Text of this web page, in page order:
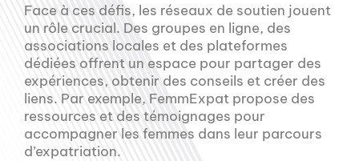
Face à ces défis, les réseaux de soutien jouent
un rôle crucial. Des groupes en ligne, des
associations locales et des plateformes
dédiées offrent un espace pour partager des
expériences, obtenir des conseils et créer des
liens. Par exemple, FemmExpat propose des
ressources et des témoignages pour
accompagner les femmes dans leur parcours
d’expatriation.